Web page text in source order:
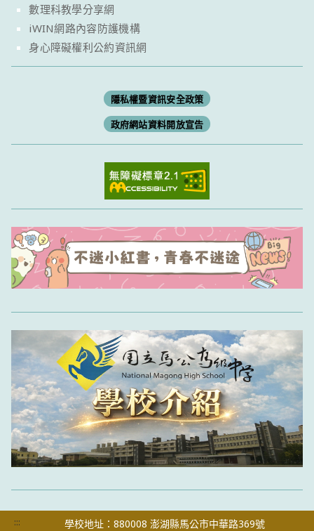
數理科教學分享網
iWIN網路內容防護機構
身心障礙權利公約資訊網
隱私權暨資訊安全政策
政府網站資料開放宣告
:::
學校地址：880008 澎湖縣馬公市中華路369號